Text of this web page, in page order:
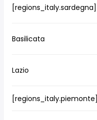
[regions_italy.sardegna]
Basilicata
Lazio
[regions_italy.piemonte]